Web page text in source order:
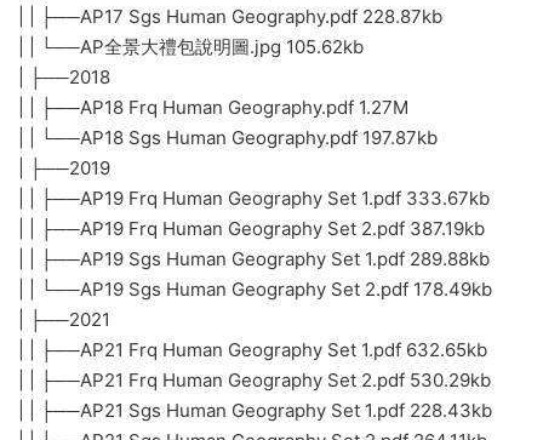
| | ├──AP17 Sgs Human Geography.pdf 228.87kb
| | └──AP全景大禮包說明圖.jpg 105.62kb
| ├──2018
| | ├──AP18 Frq Human Geography.pdf 1.27M
| | └──AP18 Sgs Human Geography.pdf 197.87kb
| ├──2019
| | ├──AP19 Frq Human Geography Set 1.pdf 333.67kb
| | ├──AP19 Frq Human Geography Set 2.pdf 387.19kb
| | ├──AP19 Sgs Human Geography Set 1.pdf 289.88kb
| | └──AP19 Sgs Human Geography Set 2.pdf 178.49kb
| ├──2021
| | ├──AP21 Frq Human Geography Set 1.pdf 632.65kb
| | ├──AP21 Frq Human Geography Set 2.pdf 530.29kb
| | ├──AP21 Sgs Human Geography Set 1.pdf 228.43kb